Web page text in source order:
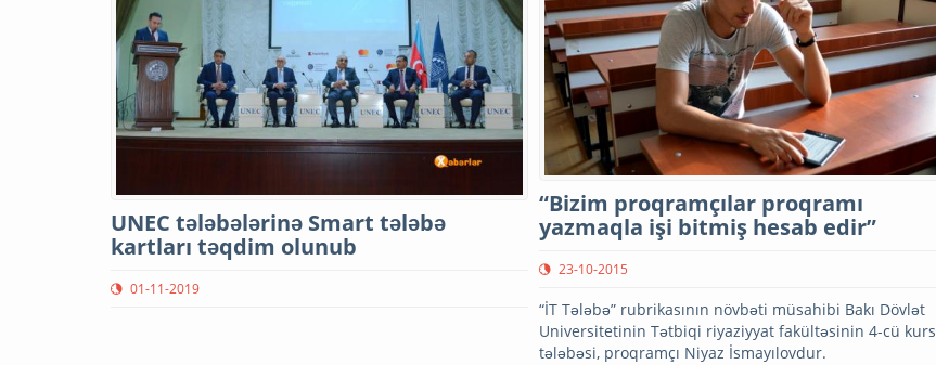
UNEC tələbələrinə Smart tələbə
kartları təqdim olunub
01-11-2019
“Bizim proqramçılar proqramı
yazmaqla işi bitmiş hesab edir”
23-10-2015
“İT Tələbə” rubrikasının növbəti müsahibi Bakı Dövlət
Universitetinin Tətbiqi riyaziyyat fakültəsinin 4-cü kurs
tələbəsi, proqramçı Niyaz İsmayılovdur.